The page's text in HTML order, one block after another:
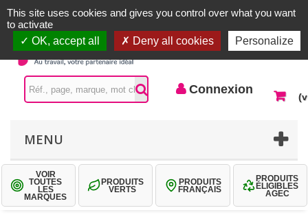
Contactez-nous
Connexion
MENU
VOIR
TOUTES
LES
MARQUES
PRODUITS
VERTS
PRODUITS
FRANÇAIS
PRODUITS
ÉLIGIBLES
AGEC
This site uses cookies and gives you control over what you want
to activate
OK, accept all
Deny all cookies Personalize